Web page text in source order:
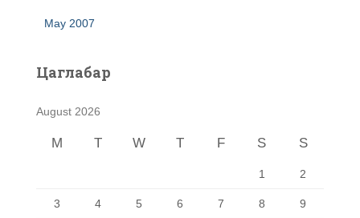
May 2007
Цаглабар
August 2026
M T W T F S S
1 2
3 4 5 6 7 8 9